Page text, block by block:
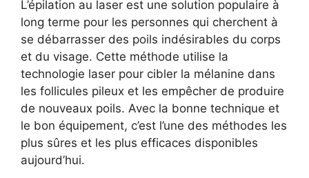
L’épilation au laser est une solution populaire à
long terme pour les personnes qui cherchent à
se débarrasser des poils indésirables du corps
et du visage. Cette méthode utilise la
technologie laser pour cibler la mélanine dans
les follicules pileux et les empêcher de produire
de nouveaux poils. Avec la bonne technique et
le bon équipement, c’est l’une des méthodes les
plus sûres et les plus efficaces disponibles
aujourd’hui.